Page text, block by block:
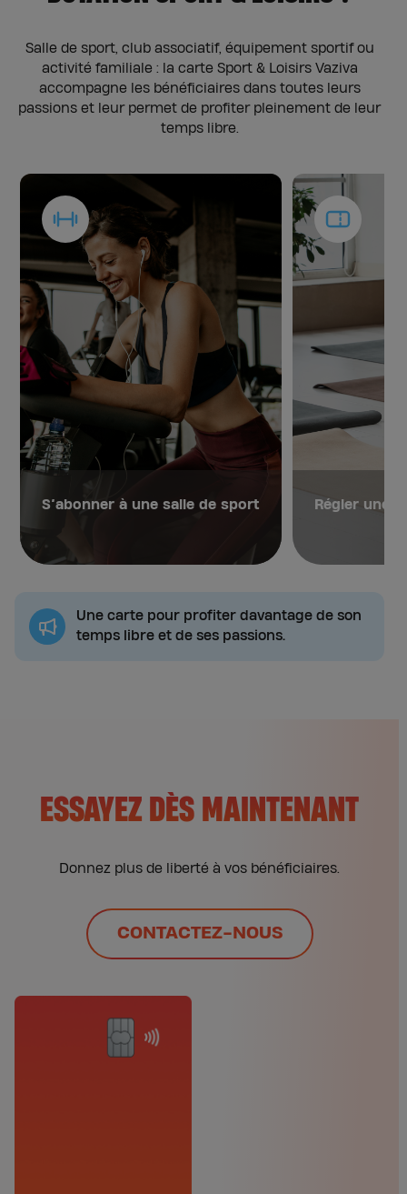
Salle de sport, club associatif, équipement sportif ou
activité familiale : la carte Sport & Loisirs Vaziva
accompagne les bénéficiaires dans toutes leurs
passions et leur permet de profiter pleinement de leur
temps libre.
S’abonner à une salle de sport Régler une
Une carte pour profiter davantage de son
temps libre et de ses passions.
ESSAYEZ DÈS MAINTENANT
Donnez plus de liberté à vos bénéficiaires.
CONTACTEZ-NOUS